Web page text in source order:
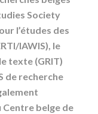
Society
l’études des
IAWIS), le
texte (GRIT)
de recherche
Centre belge de